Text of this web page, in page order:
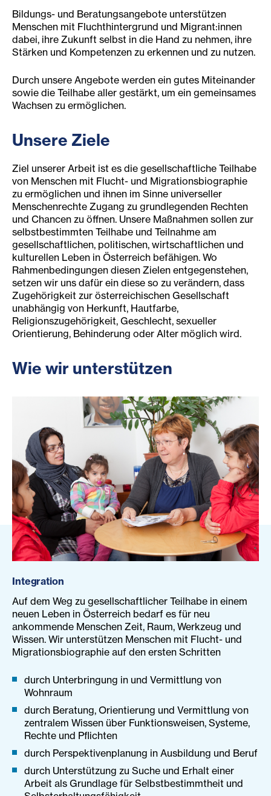
Bildungs- und Beratungsangebote unterstützen
Menschen mit Fluchthintergrund und Migrant:innen
dabei, ihre Zukunft selbst in die Hand zu nehmen, ihre
Stärken und Kompetenzen zu erkennen und zu nutzen.
Durch unsere Angebote werden ein gutes Miteinander
sowie die Teilhabe aller gestärkt, um ein gemeinsames
Wachsen zu ermöglichen.
Unsere Ziele
Ziel unserer Arbeit ist es die gesellschaftliche Teilhabe
von Menschen mit Flucht- und Migrationsbiographie
zu ermöglichen und ihnen im Sinne universeller
Menschenrechte Zugang zu grundlegenden Rechten
und Chancen zu öffnen. Unsere Maßnahmen sollen zur
selbstbestimmten Teilhabe und Teilnahme am
gesellschaftlichen, politischen, wirtschaftlichen und
kulturellen Leben in Österreich befähigen. Wo
Rahmenbedingungen diesen Zielen entgegenstehen,
setzen wir uns dafür ein diese so zu verändern, dass
Zugehörigkeit zur österreichischen Gesellschaft
unabhängig von Herkunft, Hautfarbe,
Religionszugehörigkeit, Geschlecht, sexueller
Orientierung, Behinderung oder Alter möglich wird.
Wie wir unterstützen
Integration
Auf dem Weg zu gesellschaftlicher Teilhabe in einem
neuen Leben in Österreich bedarf es für neu
ankommende Menschen Zeit, Raum, Werkzeug und
Wissen. Wir unterstützen Menschen mit Flucht- und
Migrationsbiographie auf den ersten Schritten
durch Unterbringung in und Vermittlung von
Wohnraum
durch Beratung, Orientierung und Vermittlung von
zentralem Wissen über Funktionsweisen, Systeme,
Rechte und Pflichten
durch Perspektivenplanung in Ausbildung und Beruf
durch Unterstützung zu Suche und Erhalt einer
Arbeit als Grundlage für Selbstbestimmtheit und